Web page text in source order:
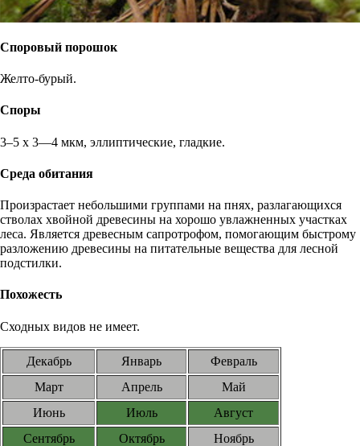
Споровый порошок
Желто-бурый.
Споры
3–5 х 3—4 мкм, эллиптические, гладкие.
Среда обитания
Произрастает небольшими группами на пнях, разлагающихся
стволах хвойной древесины на хорошо увлажненных участках
леса. Является древесным сапротрофом, помогающим быстрому
разложению древесины на питательные вещества для лесной
подстилки.
Похожесть
Сходных видов не имеет.
Декабрь Январь
Февраль
Март
Апрель
Май
Июнь
Июль
Август
Сентябрь
Октябрь Ноябрь